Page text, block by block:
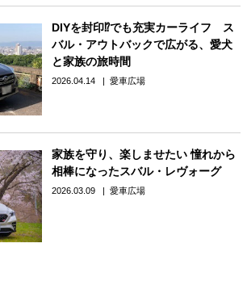
DIYを封印⁉でも充実カーライフ ス
バル・アウトバックで広がる、愛犬
と家族の旅時間
2026.04.14 愛車広場
家族を守り、楽しませたい 憧れから
相棒になったスバル・レヴォーグ
2026.03.09 愛車広場